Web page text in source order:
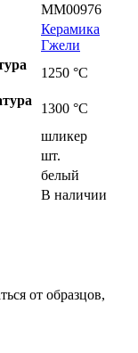
MM00976
Керамика
Гжели
1250 °С
1300 °С
шликер
шт.
белый
В наличии
от образцов,